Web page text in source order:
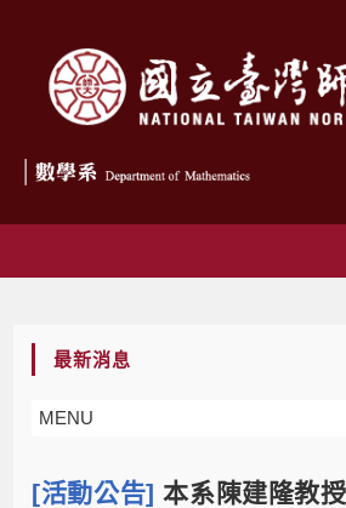
最新消息
MENU
[活動公告]本系陳建隆教